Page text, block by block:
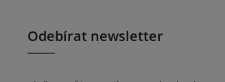
Odebírat newsletter